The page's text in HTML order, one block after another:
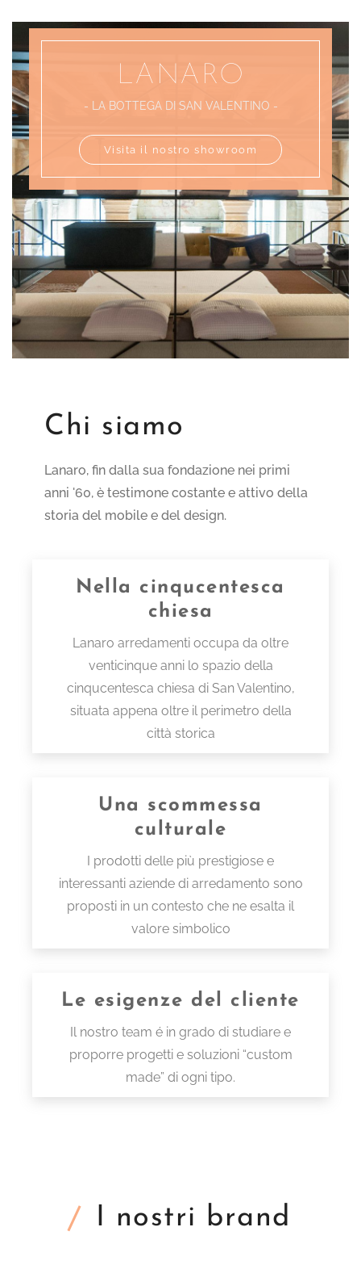
LANARO
- LA BOTTEGA DI SAN VALENTINO -
Visita il nostro showroom
Chi siamo
Lanaro, fin dalla sua fondazione nei primi
anni '60, è testimone costante e attivo della
storia del mobile e del design.
Nella cinqucentesca
chiesa
Lanaro arredamenti occupa da oltre
venticinque anni lo spazio della
cinqucentesca chiesa di San Valentino,
situata appena oltre il perimetro della
città storica
Una scommessa
culturale
I prodotti delle più prestigiose e
interessanti aziende di arredamento sono
proposti in un contesto che ne esalta il
valore simbolico
Le esigenze del cliente
Il nostro team é in grado di studiare e
proporre progetti e soluzioni “custom
made” di ogni tipo.
I nostri brand